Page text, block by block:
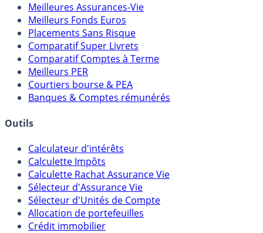
Meilleures Assurances-Vie
Meilleurs Fonds Euros
Placements Sans Risque
Comparatif Super Livrets
Comparatif Comptes à Terme
Meilleurs PER
Courtiers bourse & PEA
Banques & Comptes rémunérés
Outils
Calculateur d'intérêts
Calculette Impôts
Calculette Rachat Assurance Vie
Sélecteur d'Assurance Vie
Sélecteur d'Unités de Compte
Allocation de portefeuilles
Crédit immobilier